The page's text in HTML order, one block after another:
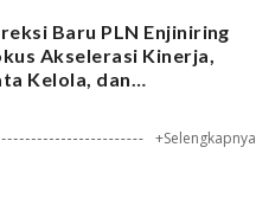
Baru PLN Enjiniring
Akselerasi Kinerja,
Kelola, dan
+Selengkapnya